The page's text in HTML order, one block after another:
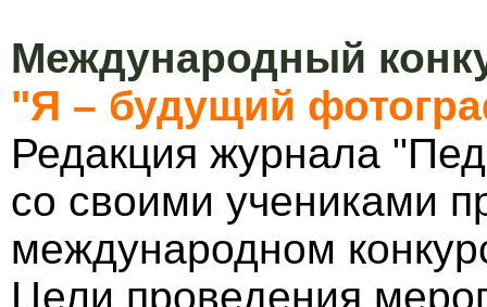
Международный
"Я – будущий
Редакция журнала
со своими учениками
международном
Цели проведения